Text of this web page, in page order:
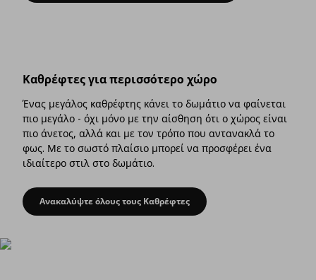
Καθρέφτες για περισσότερο χώρο
Ένας μεγάλος καθρέφτης κάνει το δωμάτιο να φαίνεται
πιο μεγάλο - όχι μόνο με την αίσθηση ότι ο χώρος είναι
πιο άνετος, αλλά και με τον τρόπο που αντανακλά το
φως. Με το σωστό πλαίσιο μπορεί να προσφέρει ένα
ιδιαίτερο στιλ στο δωμάτιο.
Καθρέφτες για περισσότερο χώρο
Ανακαλύψτε όλους τους Καθρέφτες